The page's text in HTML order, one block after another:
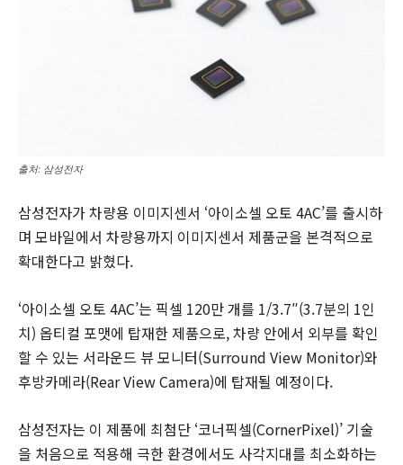
출처: 삼성전자
삼성전자가 차량용 이미지센서 ‘아이소셀 오토 4AC’를 출시하
며 모바일에서 차량용까지 이미지센서 제품군을 본격적으로
확대한다고 밝혔다.
‘아이소셀 오토 4AC’는 픽셀 120만 개를 1/3.7″(3.7분의 1인
치) 옵티컬 포맷에 탑재한 제품으로, 차량 안에서 외부를 확인
할 수 있는 서라운드 뷰 모니터(Surround View Monitor)와
후방카메라(Rear View Camera)에 탑재될 예정이다.
삼성전자는 이 제품에 최첨단 ‘코너픽셀(CornerPixel)’ 기술
을 처음으로 적용해 극한 환경에서도 사각지대를 최소화하는